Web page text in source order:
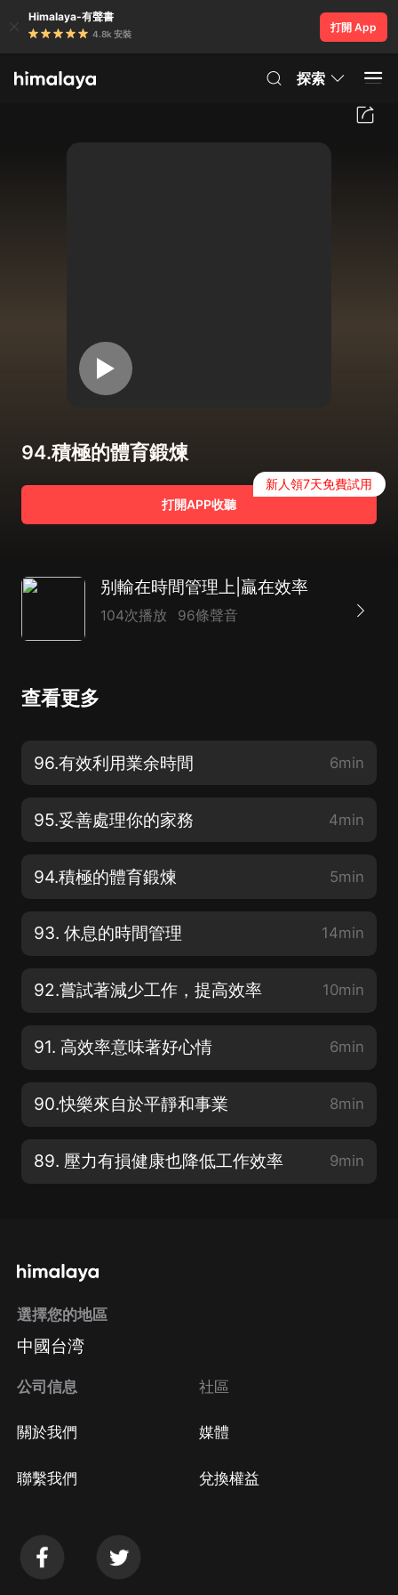
Himalaya-有聲書
4.8k 安裝
打開 App
探索
94.積極的體育鍛煉
打開APP收聽
新人領7天免費試用
别輸在時間管理上|贏在效率
104次播放 96條聲音
查看更多
96.有效利用業余時間 6min
95.妥善處理你的家務 4min
94.積極的體育鍛煉 5min
93. 休息的時間管理 14min
92.嘗試著減少工作，提高效率 10min
91. 高效率意味著好心情 6min
90.快樂來自於平靜和事業 8min
89. 壓力有損健康也降低工作效率 9min
選擇您的地區
中國台湾
公司信息
關於我們
聯繫我們
社區
媒體
兌換權益